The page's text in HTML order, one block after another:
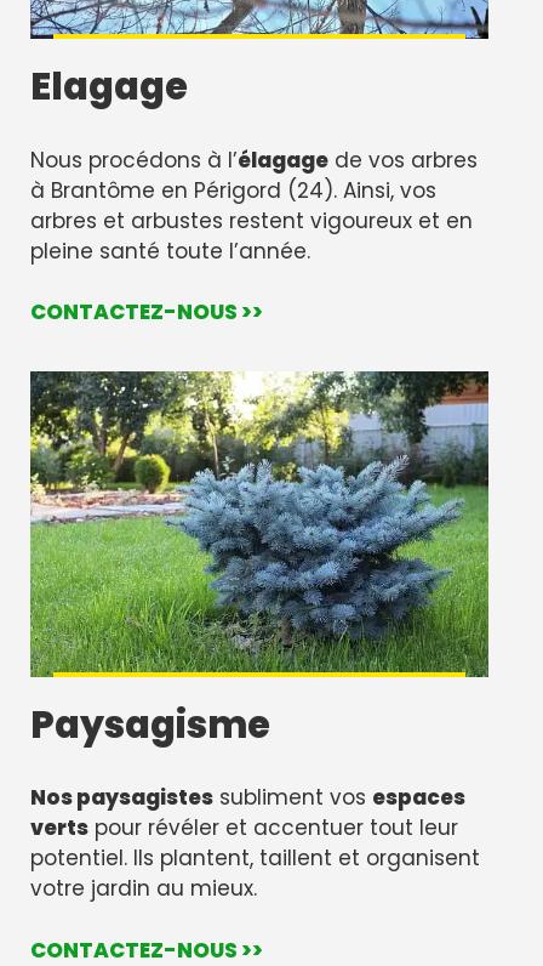
Elagage
Nous procédons à l’élagage de vos arbres
à Brantôme en Périgord (24). Ainsi, vos
arbres et arbustes restent vigoureux et en
pleine santé toute l’année.
CONTACTEZ-NOUS >>
Paysagisme
Nos paysagistes subliment vos espaces
verts pour révéler et accentuer tout leur
potentiel. Ils plantent, taillent et organisent
votre jardin au mieux.
CONTACTEZ-NOUS >>